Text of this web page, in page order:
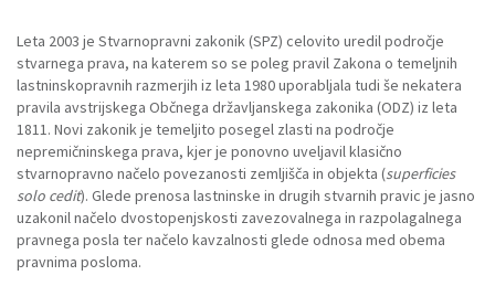
Leta 2003 je Stvarnopravni zakonik (SPZ) celovito uredil področje
stvarnega prava, na katerem so se poleg pravil Zakona o temeljnih
lastninskopravnih razmerjih iz leta 1980 uporabljala tudi še nekatera
pravila avstrijskega Občnega državljanskega zakonika (ODZ) iz leta
1811. Novi zakonik je temeljito posegel zlasti na področje
nepremičninskega prava, kjer je ponovno uveljavil klasično
stvarnopravno načelo povezanosti zemljišča in objekta (superficies
solo cedit). Glede prenosa lastninske in drugih stvarnih pravic je jasno
uzakonil načelo dvostopenjskosti zavezovalnega in razpolagalnega
pravnega posla ter načelo kavzalnosti glede odnosa med obema
pravnima posloma.